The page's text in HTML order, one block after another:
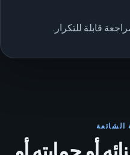
قابلة للتكرار.
الشائعة